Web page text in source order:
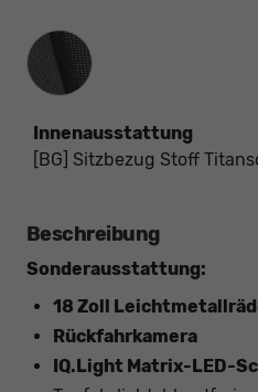
Innenausstattung
Innenausstattung
[BG] Sitzbezug Stoff
Beschreibung
Sonderausstattung:
18 Zoll
Rückfahrkamera
IQ.Light Matrix-LED-